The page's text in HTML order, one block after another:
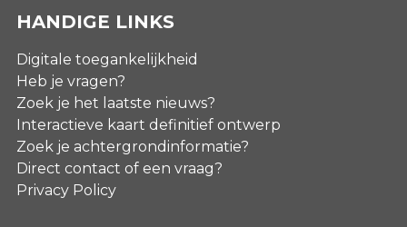
HANDIGE LINKS
Digitale toegankelijkheid
Heb je vragen?
Zoek je het laatste nieuws?
Interactieve kaart definitief ontwerp
Zoek je achtergrondinformatie?
Direct contact of een vraag?
Privacy Policy